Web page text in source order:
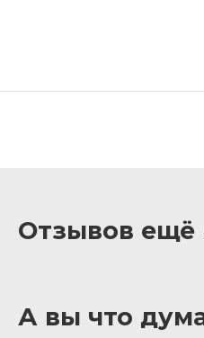
Отзывов ещё
А вы что